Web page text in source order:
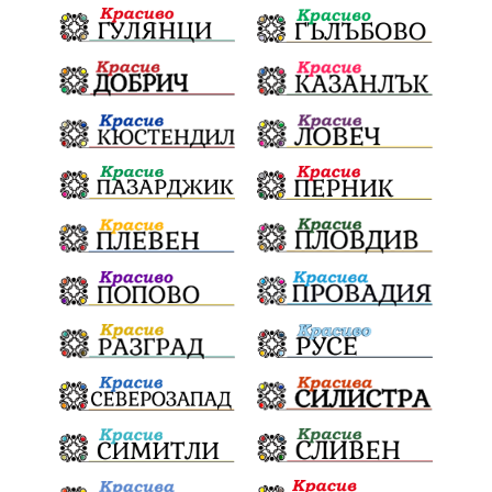
традиции и обичаи язовири
разследване дете страх
активни граждане Честване убийство
Павел Стоименов черно море туристи
доброволци дела дронове наркотици
майка МЕЧ дебат детектор на лъжата
любов МВР гласове конфликт сигнали
проверки протест срещи честност